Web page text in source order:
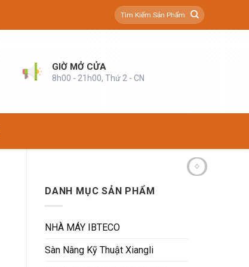
Tìm
kiếm:
GIỜ MỞ CỬA
8h00 - 21h00, Thứ 2 - CN
DANH MỤC SẢN PHẨM
NHÀ MÁY IBTECO
Sàn Nâng Kỹ Thuật Xiangli